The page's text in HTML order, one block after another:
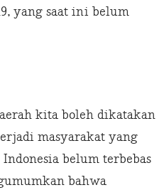
yang saat ini belum
kita boleh dikatakan
masyarakat yang
belum terbebas
bahwa